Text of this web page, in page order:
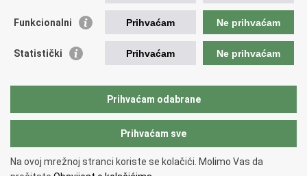
Odbor za sustav službene statistike RH
Ministarstvo zaštite okoliša i zelene tranzicije
Ministarstvo financija
Ministarstvo poljoprivrede, šumarstva i ribarstva
Copyright © 2026 Državni zavod za statistiku.
Funkcionalni Prihvaćam Ne prihvaćam
Statistički Prihvaćam Ne prihvaćam
Prihvaćam odabrane
Prihvaćam sve
Na ovoj mrežnoj stranci koriste se kolačići. Molimo Vas da